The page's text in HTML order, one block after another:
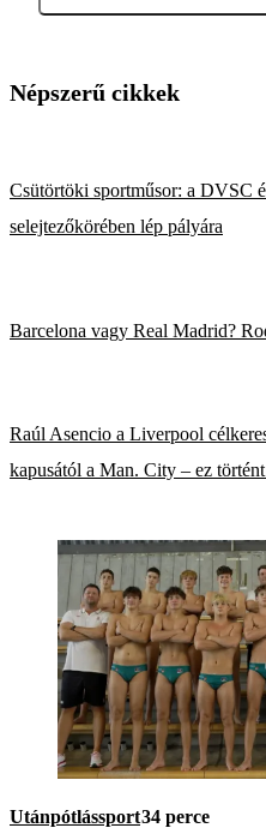
Népszerű cikkek
Csütörtöki sportműsor: a DVSC
selejtezőkörében lép pályára
Barcelona vagy Real Madrid?
Raúl Asencio a Liverpool
kapusától a Man. City – ez
Utánpótlássport34 perce